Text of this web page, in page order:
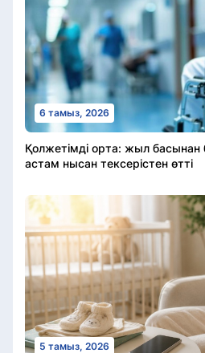
6 тамыз, 2026
Қолжетімді орта: жыл басынан
астам нысан тексерістен өтті
5 тамыз, 2026